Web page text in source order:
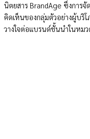
นิตยสาร BrandAge ซึ่งการจั
คิดเห็นของกลุ่มตัวอย่างผู้บริ
วางใจต่อแบรนด์ชั้นนำในหม